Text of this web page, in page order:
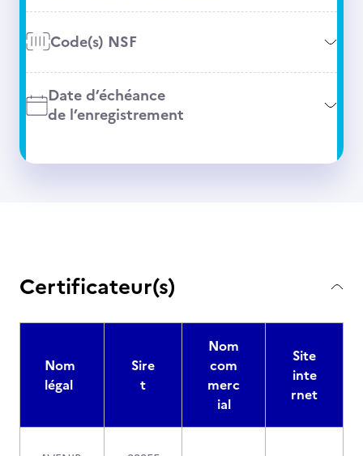
Code(s) NSF
Date d’échéance
de l’enregistrement
Certificateur(s)
Nom
légal
Sire
t
Nom
com
merc
ial
Site
inte
rnet